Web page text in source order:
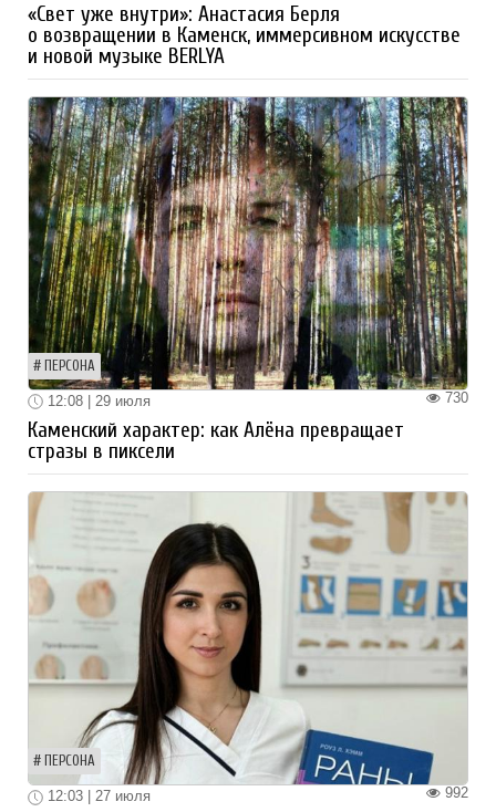
«Свет уже внутри»: Анастасия Берля
о возвращении в Каменск, иммерсивном искусстве
и новой музыке BERLYA
ПЕРСОНА
730
12:08 | 29 июля
Каменский характер: как Алёна превращает
стразы в пиксели
ПЕРСОНА
992
12:03 | 27 июля